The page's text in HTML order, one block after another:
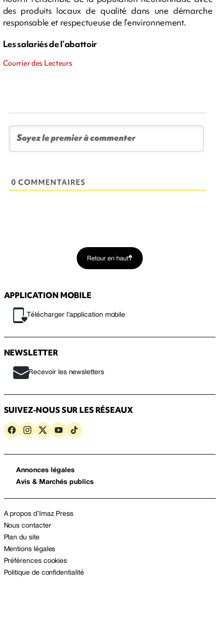
des produits locaux de qualité dans une démarche
responsable et respectueuse de l’environnement.
Les salariés de l’abattoir
Courrier des Lecteurs
0 COMMENTAIRES
Retour en haut
APPLICATION MOBILE
Télécharger l’application mobile
NEWSLETTER
Recevoir les newsletters
SUIVEZ-NOUS SUR LES RÉSEAUX
Annonces légales
Avis & Marchés publics
A propos d’Imaz Press
Nous contacter
Plan du site
Mentions légales
Préférences cookies
Politique de confidentialité